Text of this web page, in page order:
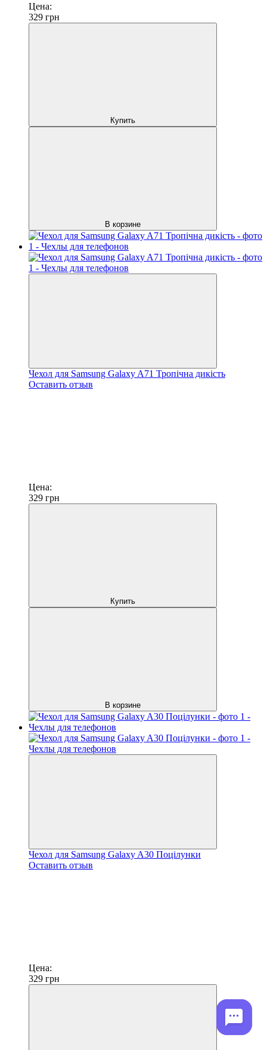
Цена:
329 грн
Купить
В корзине
Чехол для Samsung Galaxy A71 Тропічна дикість
Оставить отзыв
Цена:
329 грн
Купить
В корзине
Чехол для Samsung Galaxy A30 Поцілунки
Оставить отзыв
Цена:
329 грн